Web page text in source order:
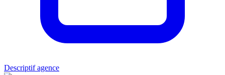
Descriptif agence